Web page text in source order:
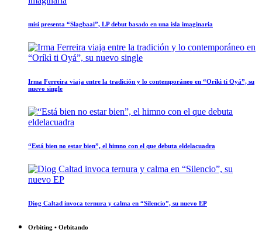
misi presenta “Slagbaai”, LP debut basado en una isla imaginaria
Irma Ferreira viaja entre la tradición y lo contemporáneo en “Oríkì ti Oyá”, su
nuevo single
“Está bien no estar bien”, el himno con el que debuta eldelacuadra
Diog Caltad invoca ternura y calma en “Silencio”, su nuevo EP
Orbiting • Orbitando